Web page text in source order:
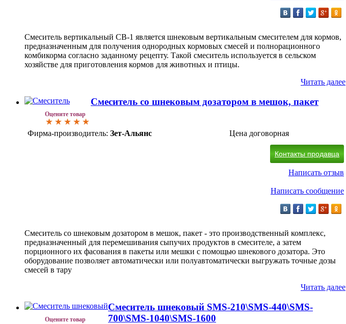
Смеситель вертикальный СВ-1 является шнековым вертикальным смесителем для кормов,
предназначенным для получения однородных кормовых смесей и полнорационного
комбикорма согласно заданному рецепту. Такой смеситель используется в сельском
хозяйстве для приготовления кормов для животных и птицы.
Читать далее
Оцените товар
Смеситель со шнековым дозатором в мешок, пакет
Фирма-производитель: Зет-Альянс Цена договорная
Контакты продавца
Написать отзыв
Написать сообщение
Смеситель со шнековым дозатором в мешок, пакет - это производственный комплекс,
предназначенный для перемешивания сыпучих продуктов в смесителе, а затем
порционного их фасования в пакеты или мешки с помощью шнекового дозатора. Это
оборудование позволяет автоматически или полуавтоматически выгружать точные дозы
смесей в тару
Читать далее
Оцените товар
Смеситель шнековый SMS-210\SMS-440\SMS-
700\SMS-1040\SMS-1600